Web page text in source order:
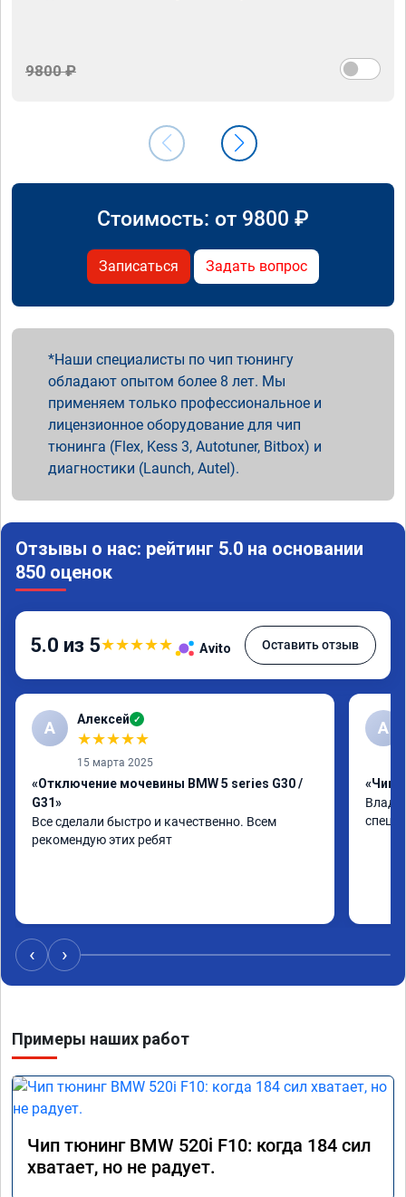
9800 ₽
Стоимость: от 9800 ₽
Записаться Задать вопрос
Наши специалисты по чип тюнингу
обладают опытом более 8 лет. Мы
применяем только профессиональное и
лицензионное оборудование для чип
тюнинга (Flex, Kess 3, Autotuner, Bitbox) и
диагностики (Launch, Autel).
Отзывы о нас: рейтинг 5.0 на основании
850 оценок
5.0 из 5★★★★★ Avito Оставить отзыв
А Алексей ✓
★★★★★
15 марта 2025
«Отключение мочевины BMW 5 series G30 /
G31»
Все сделали быстро и качественно. Всем
рекомендую этих ребят
А
«Чип
‹ ›
Примеры наших работ
Чип тюнинг BMW 520i F10: когда 184 сил
хватает, но не радует.